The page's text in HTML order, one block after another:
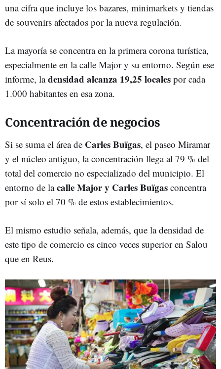
una cifra que incluye los bazares, minimarkets y tiendas
de souvenirs afectados por la nueva regulación.
La mayoría se concentra en la primera corona turística,
especialmente en la calle Major y su entorno. Según ese
informe, ladensidad alcanza 19,25 locales por cada
1.000 habitantes en esa zona.
Concentración de negocios
Si se suma el área de Carles Buïgas, el paseo Miramar
y el núcleo antiguo, la concentración llega al 79 % del
total del comercio no especializado del municipio. El
entorno de lacalle Major y Carles Buïgas concentra
por sí solo el 70 % de estos establecimientos.
El mismo estudio señala, además, que la densidad de
este tipo de comercio es cinco veces superior en Salou
que en Reus.